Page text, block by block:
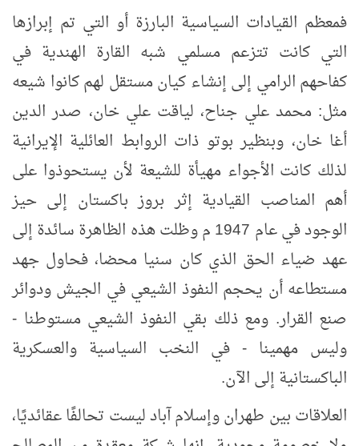
فمعظم القيادات السياسية البارزة أو التي تم إبرازها
التي كانت تتزعم مسلمي شبه القارة الهندية في
كفاحهم الرامي إلى إنشاء كيان مستقل لهم كانوا شيعه
مثل: محمد علي جناح، لياقت علي خان، صدر الدين
أغا خان، وبنظير بوتو ذات الروابط العائلية الإيرانية
لذلك كانت الأجواء مهيأة للشيعة لأن يستحوذوا على
أهم المناصب القيادية إثر بروز باكستان إلى حيز
الوجود في عام 1947 م وظلت هذه الظاهرة سائدة إلى
عهد ضياء الحق الذي كان سنيا محضا، فحاول جهد
مستطاعه أن يحجم النفوذ الشيعي في الجيش ودوائر
صنع القرار. ومع ذلك بقي النفوذ الشيعي مستوطنا -
وليس مهمينا - في النخب السياسية والعسكرية
الباكستانية إلى الآن.
العلاقات بين طهران وإسلام آباد ليست تحالفًا عقائديًا،